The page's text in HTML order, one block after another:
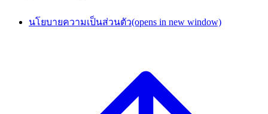
นโยบายความเป็นส่วนตัว(opens in new window)